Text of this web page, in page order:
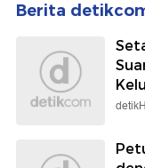
Berita